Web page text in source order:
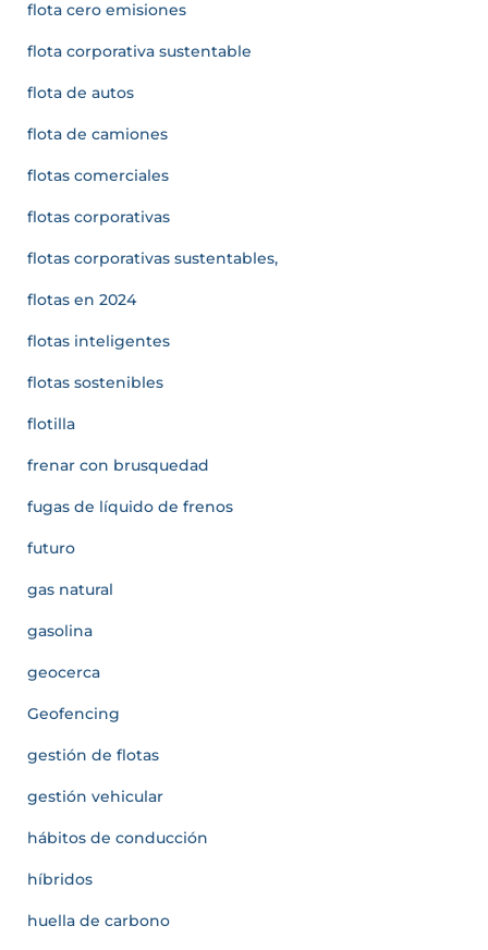
flota cero emisiones
flota corporativa sustentable
flota de autos
flota de camiones
flotas comerciales
flotas corporativas
flotas corporativas sustentables,
flotas en 2024
flotas inteligentes
flotas sostenibles
flotilla
frenar con brusquedad
fugas de líquido de frenos
futuro
gas natural
gasolina
geocerca
Geofencing
gestión de flotas
gestión vehicular
hábitos de conducción
híbridos
huella de carbono